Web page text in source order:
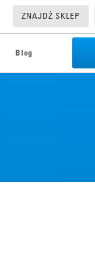
ZNAJDŹ SKLEP
Blog